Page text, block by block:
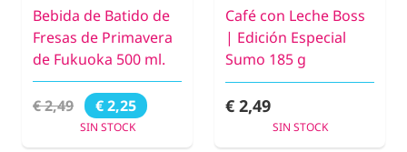
Bebida de Batido de
Fresas de Primavera
de Fukuoka 500 ml.
€ 2,49 € 2,25
SIN STOCK
Café con Leche Boss
| Edición Especial
Sumo 185 g
€ 2,49
SIN STOCK